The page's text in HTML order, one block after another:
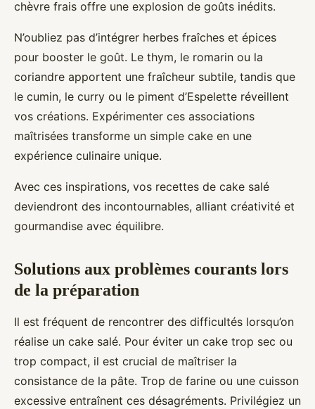
chèvre frais offre une explosion de goûts inédits.
N’oubliez pas d’intégrer herbes fraîches et épices
pour booster le goût. Le thym, le romarin ou la
coriandre apportent une fraîcheur subtile, tandis que
le cumin, le curry ou le piment d’Espelette réveillent
vos créations. Expérimenter ces associations
maîtrisées transforme un simple cake en une
expérience culinaire unique.
Avec ces inspirations, vos recettes de cake salé
deviendront des incontournables, alliant créativité et
gourmandise avec équilibre.
Solutions aux problèmes courants lors
de la préparation
Il est fréquent de rencontrer des difficultés lorsqu’on
réalise un cake salé. Pour éviter un cake trop sec ou
trop compact, il est crucial de maîtriser la
consistance de la pâte. Trop de farine ou une cuisson
excessive entraînent ces désagréments. Privilégiez un